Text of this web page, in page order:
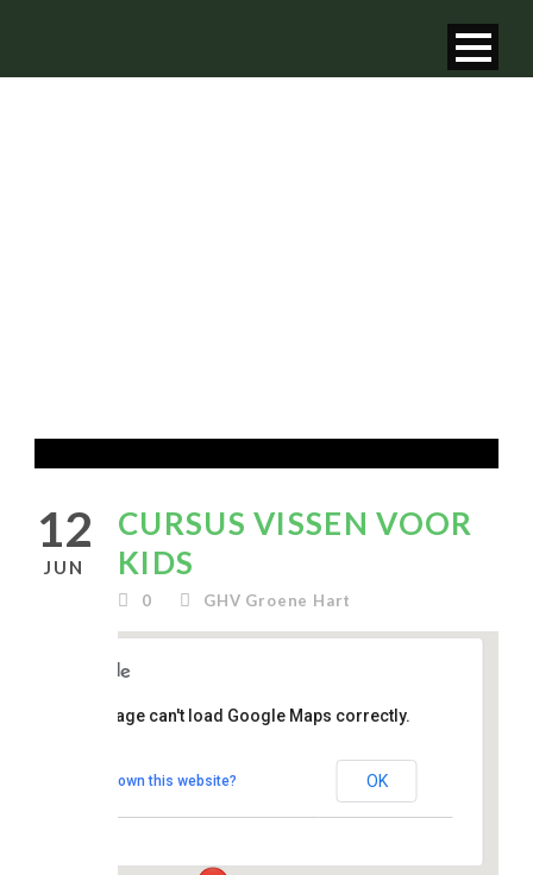
12
JUN
CURSUS VISSEN VOOR
KIDS
0 GHV Groene Hart
De
Madesteinweg 34
This page can't load Google Maps correctly.
Do you own this website? OK